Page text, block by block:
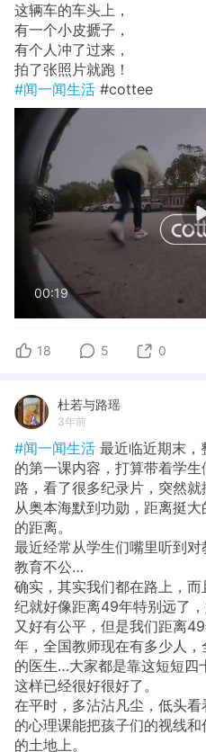
这辆车的车头上，
有一个小皮搋子，
有个人冲了过来，
拍了张照片就跑！
#闻一闻生活 #cottee
00:19
18 5 0
杜若与路瑶
3年前
#闻一闻生活 最近临近期末，
的第一课内容，打算带着学
路，看了很多纪录片，突然就
从奥本海默到功勋，距离挺
的距离。
最近经常从学生们嘴里听到
教育不公…
确实，其实我们都在路上，
纪就好像距离49年特别远了
又好有公平，但是我们距离
年，全国教师现在有多少人
的医生…大家都是靠这短短四
这样已经很好很好了。
在平时，多沾沾凡尘，低头
的心理课能把孩子们的视线
的土地上。